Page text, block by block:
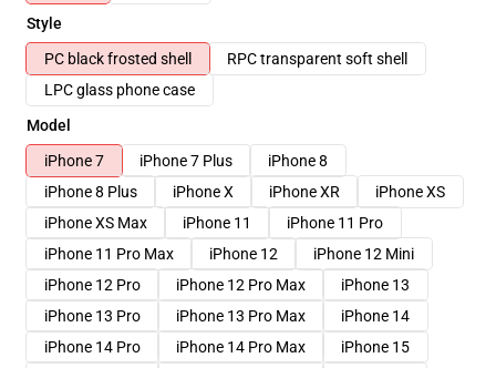
Style
PC black frosted shell
RPC transparent soft shell
LPC glass phone case
Model
iPhone 7
iPhone 7 Plus
iPhone 8
iPhone 8 Plus
iPhone X iPhone XR
iPhone XS
iPhone XS Max
iPhone 11
iPhone 11 Pro
iPhone 11 Pro Max
iPhone 12
iPhone 12 Mini
iPhone 12 Pro
iPhone 12 Pro Max
iPhone 13
iPhone 13 Pro
iPhone 13 Pro Max
iPhone 14
iPhone 14 Pro
iPhone 14 Pro Max
iPhone 15